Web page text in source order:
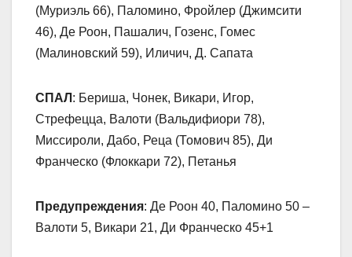
(Муриэль 66), Паломино, Фройлер (Джимсити
46), Де Роон, Пашалич, Гозенс, Гомес
(Малиновский 59), Иличич, Д. Сапата
СПАЛ : Бериша, Чонек, Викари, Игор,
Стрефецца, Валоти (Вальдифиори 78),
Миссироли, Дабо, Реца (Томович 85), Ди
Франческо (Флоккари 72), Петанья
Предупреждения: Де Роон 40, Паломино 50 –
Валоти 5, Викари 21, Ди Франческо 45+1